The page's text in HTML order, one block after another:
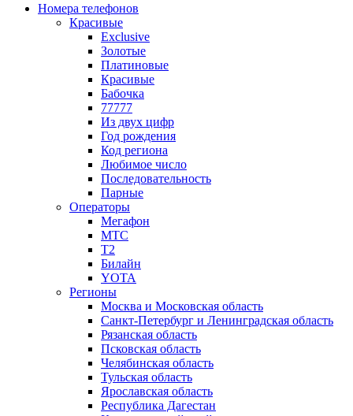
Номера телефонов
Красивые
Exclusive
Золотые
Платиновые
Красивые
Бабочка
77777
Из двух цифр
Год рождения
Код региона
Любимое число
Последовательность
Парные
Операторы
Мегафон
МТС
Т2
Билайн
YOTA
Регионы
Москва и Московская область
Санкт-Петербург и Ленинградская область
Рязанская область
Псковская область
Челябинская область
Тульская область
Ярославская область
Республика Дагестан